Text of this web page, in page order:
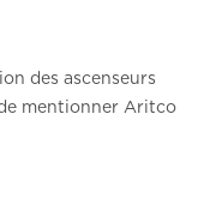
des ascenseurs
mentionner Aritco